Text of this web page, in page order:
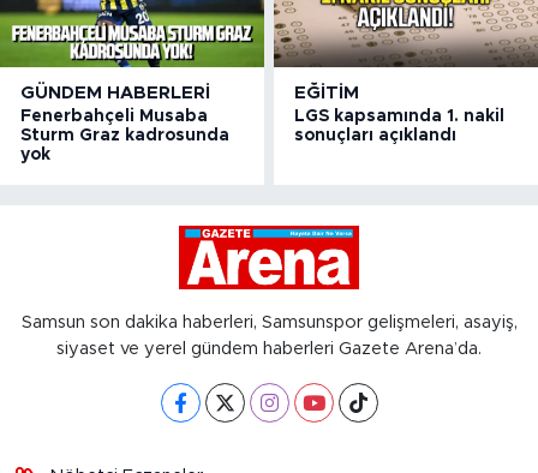
GÜNDEM HABERLERI
Fenerbahçeli Musaba
Sturm Graz kadrosunda
yok
EĞITIM
LGS kapsamında 1. nakil
sonuçları açıklandı
Samsun son dakika haberleri, Samsunspor gelişmeleri, asayiş,
siyaset ve yerel gündem haberleri Gazete Arena’da.